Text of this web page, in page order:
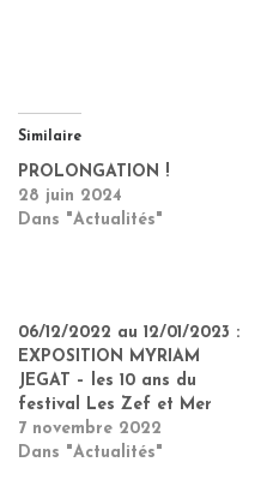
Similaire
PROLONGATION !
28 juin 2024
Dans "Actualités"
06/12/2022 au 12/01/2023 :
EXPOSITION MYRIAM
JEGAT – les 10 ans du
festival Les Zef et Mer
7 novembre 2022
Dans "Actualités"